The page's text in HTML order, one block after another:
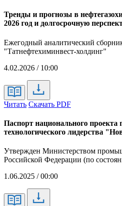
Тренды и прогнозы в
2026 год и долгосрочную
Ежегодный аналитический
"Татнефтехиминвест-холдинг"
4.02.2026 / 10:00
Читать Скачать PDF
Паспорт национального проекта
технологического лидерства
Утвержден Министерством
Российской Федерации (по
1.06.2025 / 00:00